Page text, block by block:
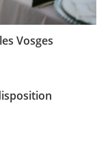
Vosges